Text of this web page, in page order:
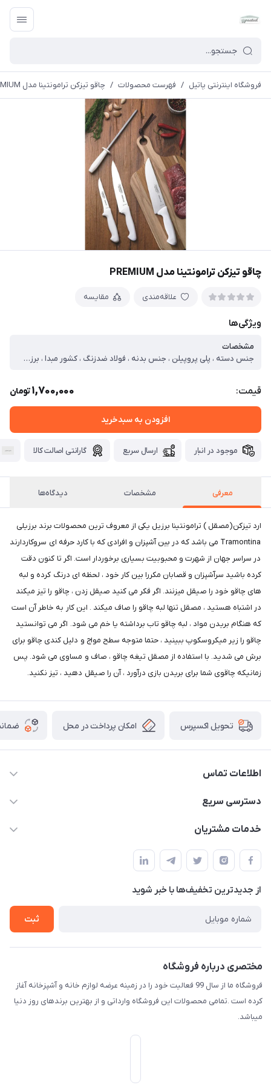
فروشگاه اینترنتی پاتیل / فهرست محصولات / چاقو تیزکن ترامونتینا مدل PREMIUM
چاقو تیزکن ترامونتینا مدل PREMIUM
علاقه‌مندی مقایسه
ویژگی‌ها
مشخصات
جنس دسته ، پلی پروپیلن ، جنس بدنه ، فولاد ضدزنگ ، کشور مبدا ، برزیل
قیمت: 1,700,000تومان
افزودن به سبدخرید
موجود در انبار ارسال سریع گارانتی اصالت کالا
معرفی مشخصات دیدگاه‌ها
ارد تیزکن(مصقل ) ترامونتینا برزیل یکی از معروف ترین محصولات برند برزیلی
Tramontina می باشد که در بین آشپزان و افرادی که با کارد حرفه ای سروکاردارند
در سراسر جهان از شهرت و محبوبیت بسیاری برخوردار است. اگر تا کنون دقت
کرده باشید سرآشپزان و قصابان مکررا بین کار خود ، لحظه ای درنگ کرده و لبه
های چاقو خود را صیقل میزنند. اگر فکر می کنید صیقل زدن ، چاقو را تیز میکند
در اشتباه هستید ، مصقل تنها لبه چاقو را صاف میکند . این کار به خاطر آن است
که هنگام بریدن مواد ، لبه چاقو تاب برداشته یا خم می شود. اگر می توانستید
چاقو را زیر میکروسکوپ ببینید ، حتما متوجه سطح مواج و دلیل کندی چاقو برای
برش می شدید. با استفاده از مصقل تیغه چاقو ، صاف و مساوی می شود. پس
زمانیکه چاقوی شما برای بریدن بازی درآورد ، آن را صیقل دهید ، تیز نکنید.
تحویل اکسپرس امکان پرداخت در محل
اطلاعات تماس
09165044753
دسترسی سریع
حساب کاربری
لیست محصولات
درباره ما
خدمات مشتریان
قوانین و مقررات
حریم خصوصی
راهنما
از جدید‌ترین تخفیف‌ها با‌ خبر شوید
ثبت
مختصری درباره فروشگاه
فروشگاه ما از سال 99 فعالیت خود را در زمینه عرضه لوازم خانه و آشپزخانه آغاز
کرده است .تمامی محصولات این فروشگاه وارداتی و از بهترین برندهای روز دنیا
میباشد.